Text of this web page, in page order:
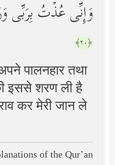
وَإِنِّی عُذۡتُ بِرَبِّی
﴿٢٠﴾
पालनहार तथा
इससे शरण ली है
कर मेरी जान ले
of the Qur’an: